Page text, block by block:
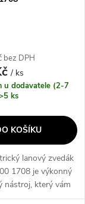
bez DPH
/ ks
u dodavatele (2-7
ks
KOŠÍKU
lanový zvedák
1708 je výkonný
nástroj, který vám
a bezpečně